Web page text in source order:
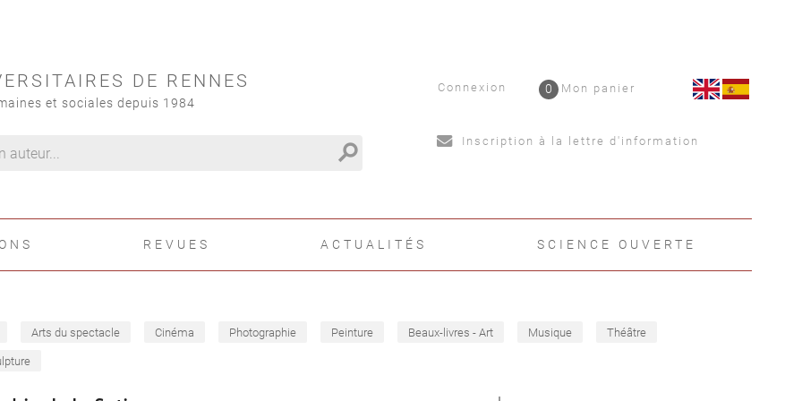
DE RENNES
et sociales depuis 1984
search
Connexion Mon panier
0
Inscription à la lettre d'information
REVUES ACTUALITÉS SCIENCE OUVERTE
Arts du spectacle Cinéma Photographie Peinture Beaux-livres - Art Musique Théâtre